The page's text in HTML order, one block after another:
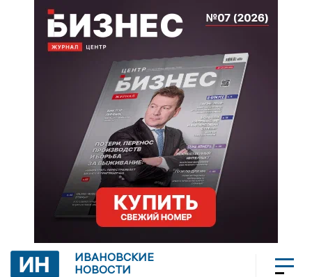
ИВАНОВСКИЕ
НОВОСТИ